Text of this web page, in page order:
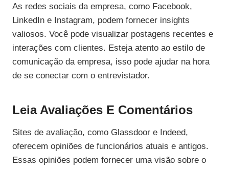
As redes sociais da empresa, como Facebook,
LinkedIn e Instagram, podem fornecer insights
valiosos. Você pode visualizar postagens recentes e
interações com clientes. Esteja atento ao estilo de
comunicação da empresa, isso pode ajudar na hora
de se conectar com o entrevistador.
Leia Avaliações E Comentários
Sites de avaliação, como Glassdoor e Indeed,
oferecem opiniões de funcionários atuais e antigos.
Essas opiniões podem fornecer uma visão sobre o